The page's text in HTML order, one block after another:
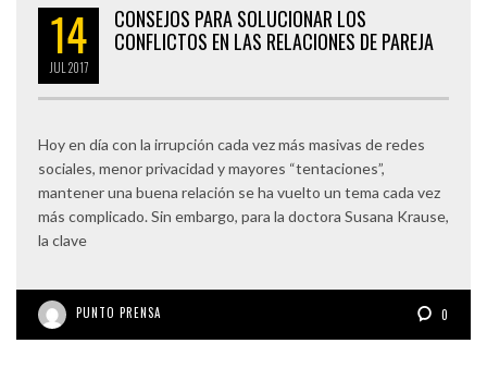
14
JUL2017
CONSEJOS PARA SOLUCIONAR LOS
CONFLICTOS EN LAS RELACIONES DE PAREJA
Hoy en día con la irrupción cada vez más masivas de redes
sociales, menor privacidad y mayores “tentaciones”,
mantener una buena relación se ha vuelto un tema cada vez
más complicado. Sin embargo, para la doctora Susana Krause,
la clave
PUNTO PRENSA 0